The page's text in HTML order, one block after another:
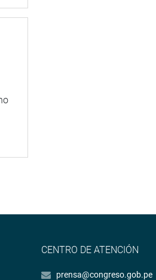
CENTRO DE ATENCIÓN
prensa@congreso.gob.pe